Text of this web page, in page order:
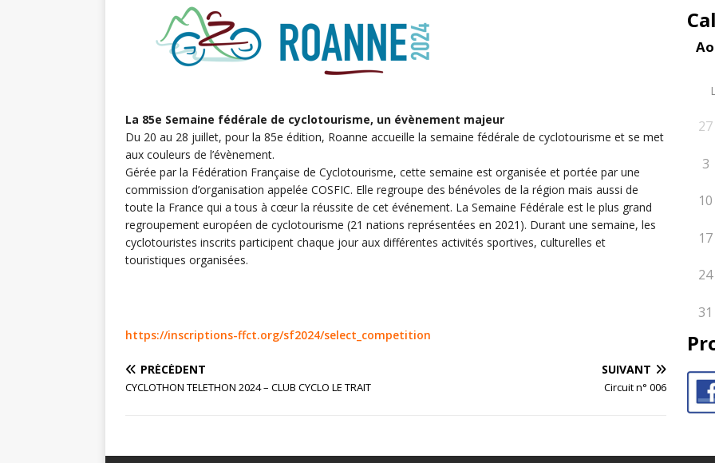
La 85e Semaine fédérale de cyclotourisme, un évènement majeur
Du 20 au 28 juillet, pour la 85e édition, Roanne accueille la semaine fédérale de cyclotourisme et se met
aux couleurs de l’évènement.
Gérée par la Fédération Française de Cyclotourisme, cette semaine est organisée et portée par une
commission d’organisation appelée COSFIC. Elle regroupe des bénévoles de la région mais aussi de
toute la France qui a tous à cœur la réussite de cet événement. La Semaine Fédérale est le plus grand
regroupement européen de cyclotourisme (21 nations représentées en 2021). Durant une semaine, les
cyclotouristes inscrits participent chaque jour aux différentes activités sportives, culturelles et
touristiques organisées.
https://inscriptions-ffct.org/sf2024/select_competition
PRÉCÉDENT
CYCLOTHON TELETHON 2024 – CLUB CYCLO LE TRAIT
SUIVANT
Circuit n° 006
L
27
3
10
17
24
31